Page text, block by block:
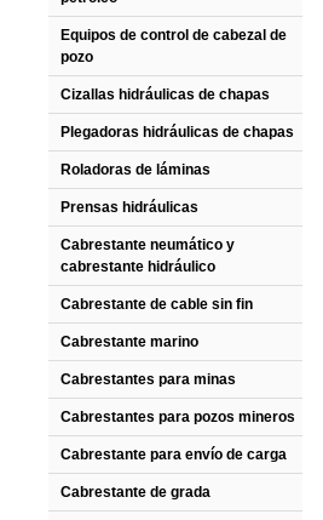
Equipos de control de cabezal de
pozo
Cizallas hidráulicas de chapas
Plegadoras hidráulicas de chapas
Roladoras de láminas
Prensas hidráulicas
Cabrestante neumático y
cabrestante hidráulico
Cabrestante de cable sin fin
Cabrestante marino
Cabrestantes para minas
Cabrestantes para pozos mineros
Cabrestante para envío de carga
Cabrestante de grada